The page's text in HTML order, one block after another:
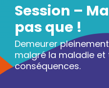
Session –
pas que !
Demeurer
malgré la maladie et
conséquences.